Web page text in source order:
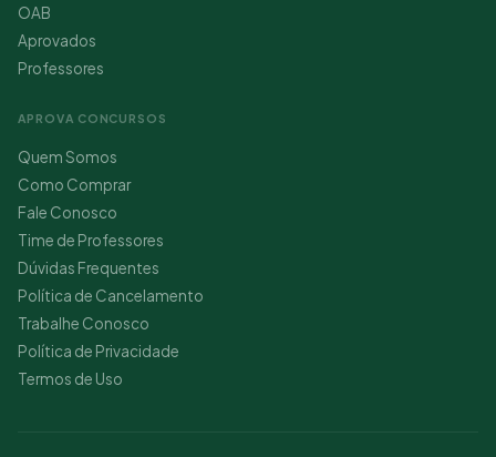
OAB
Aprovados
Professores
APROVA CONCURSOS
Quem Somos
Como Comprar
Fale Conosco
Time de Professores
Dúvidas Frequentes
Política de Cancelamento
Trabalhe Conosco
Política de Privacidade
Termos de Uso